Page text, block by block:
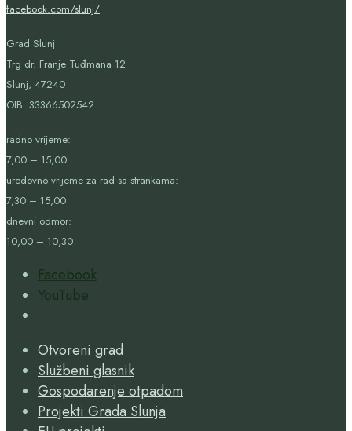
facebook.com/slunj/
Grad Slunj
Trg dr. Franje Tuđmana 12
Slunj, 47240
OIB: 33366502542
radno vrijeme:
7,00 – 15,00
uredovno vrijeme za rad sa strankama:
7,30 – 15,00
dnevni odmor:
10,00 – 10,30
Facebook
YouTube
Window
Otvoreni grad
Službeni glasnik
Gospodarenje otpadom
Projekti Grada Slunja